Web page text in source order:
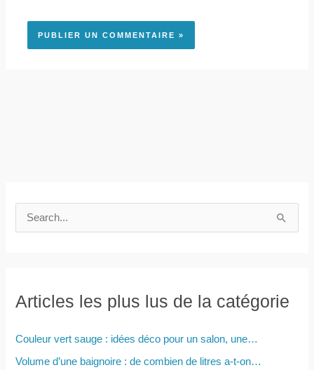
e
e
c
Articles les plus lus de la catégorie
Couleur vert sauge : idées déco pour un salon, une…
Volume d’une baignoire : de combien de litres a-t-on…